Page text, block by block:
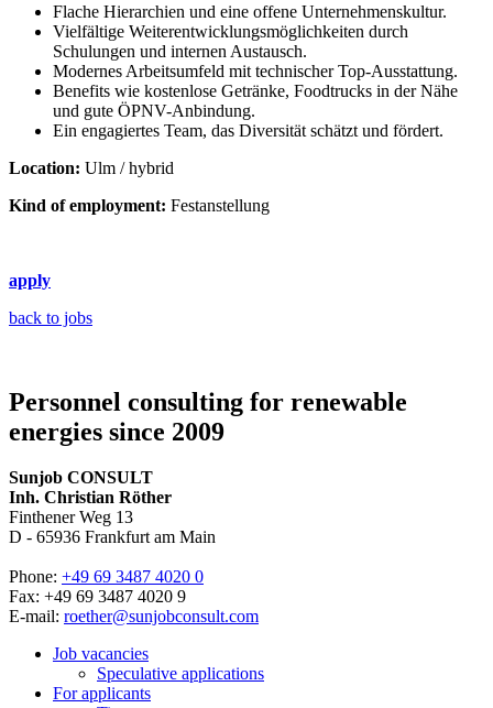
Flache Hierarchien und eine offene Unternehmenskultur.
Vielfältige Weiterentwicklungsmöglichkeiten durch
Schulungen und internen Austausch.
Modernes Arbeitsumfeld mit technischer Top-Ausstattung.
Benefits wie kostenlose Getränke, Foodtrucks in der Nähe
und gute ÖPNV-Anbindung.
Ein engagiertes Team, das Diversität schätzt und fördert.
Location: Ulm / hybrid
Kind of employment: Festanstellung
apply
back to jobs
Personnel consulting for renewable
energies since 2009
Sunjob CONSULT
Inh. Christian Röther
Finthener Weg 13
D - 65936 Frankfurt am Main
Phone: +49 69 3487 4020 0
Fax: +49 69 3487 4020 9
E-mail: roether@sunjobconsult.com
Job vacancies
Speculative applications
For applicants